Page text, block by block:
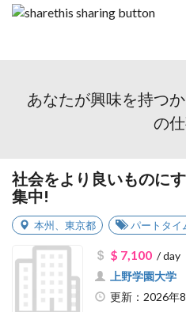
あなたが興味を持つ
の
社会をより良いものに
集中!
本州 東京都 パートタイ
$ 7,100/ day
上野学園大学
更新：2026年8